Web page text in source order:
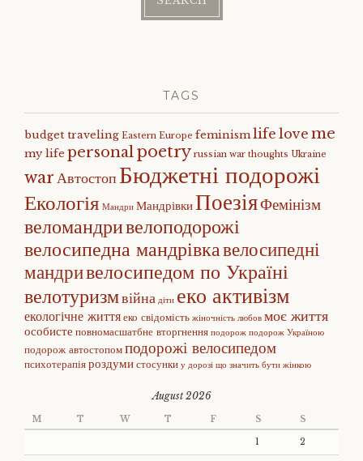
TAGS
budget traveling Eastern Europe feminismlife love me
my life personalpoetry russian war thoughts Ukraine
warАвтостопБюджетні подорожі
Екологія Мандри МандрівкиПоезіяФемінізм
веломандривелоподорожі
велосипедна мандрівкавелосипедні
мандривелосипедом по Україні
велотуризмвійна діти еко активізм
екологічне життяеко свідомість жіночність любов моє життя
особисте повномасшатбне вторгнення подорож подорож Україною
подорож автостопомподорожі велосипедом
психотерапіяроздумистосунки у дорозі що значить бути жінкою
August 2026
M T W T F S S
1 2